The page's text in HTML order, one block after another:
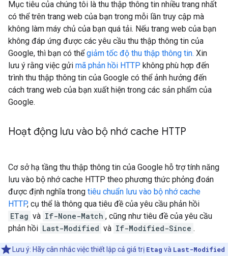
Mục tiêu của chúng tôi là thu thập thông tin nhiều trang nhất
có thể trên trang web của bạn trong mỗi lần truy cập mà
không làm máy chủ của bạn quá tải. Nếu trang web của bạn
không đáp ứng được các yêu cầu thu thập thông tin của
Google, thì bạn có thểgiảm tốc độ thu thập thông tin. Xin
lưu ý rằng việc gửi mã phản hồi HTTP không phù hợp đến
trình thu thập thông tin của Google có thể ảnh hưởng đến
cách trang web của bạn xuất hiện trong các sản phẩm của
Google.
Hoạt động lưu vào bộ nhớ cache HTTP
Cơ sở hạ tầng thu thập thông tin của Google hỗ trợ tính năng
lưu vào bộ nhớ cache HTTP theo phương thức phỏng đoán
được định nghĩa trong tiêu chuẩn lưu vào bộ nhớ cache
HTTP, cụ thể là thông qua tiêu đề của yêu cầu phản hồi
ETag và If-None-Match , cũng như tiêu đề của yêu cầu
phản hồi Last-Modified và If-Modified-Since .
Lưu ý: Hãy cân nhắc việc thiết lập cả giá trị Etag và Last-Modified